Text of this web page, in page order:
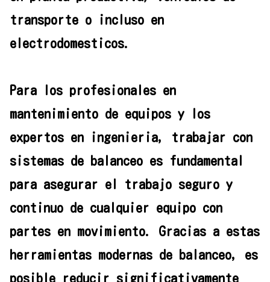
transporte o incluso en
electrodomesticos.
Para los profesionales en
mantenimiento de equipos y los
expertos en ingenieria, trabajar con
sistemas de balanceo es fundamental
para asegurar el trabajo seguro y
continuo de cualquier equipo con
partes en movimiento. Gracias a estas
herramientas modernas de balanceo, es
posible reducir significativamente